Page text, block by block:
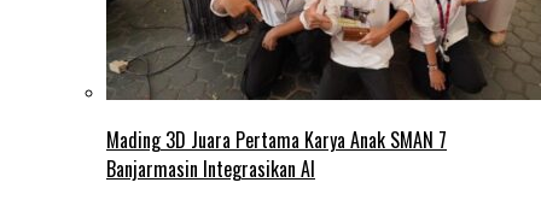
Mading 3D Juara Pertama Karya Anak SMAN 7
Banjarmasin Integrasikan AI